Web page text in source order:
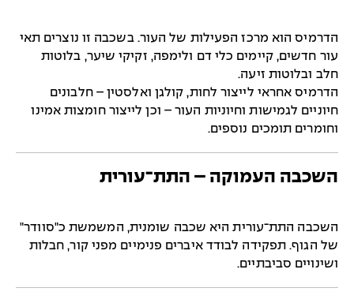
הדרמיס הוא מרכז הפעילות של העור. בשכבה זו נוצרים תאי
עור חדשים, קיימים כלי דם ולימפה, זקיקי שיער, בלוטות
חלב ובלוטות זיעה.
הדרמיס אחראי לייצור לחות, קולגן ואלסטין – חלבונים
חיוניים לגמישות וחיוניות העור – וכן לייצור חומצות אמינו
וחומרים תומכים נוספים.
השכבה העמוקה – התת־עורית
השכבה התת־עורית היא שכבה שומנית, המשמשת כ"סוודר"
של הגוף. תפקידה לבודד איברים פנימיים מפני קור, חבלות
ושינויים סביבתיים.